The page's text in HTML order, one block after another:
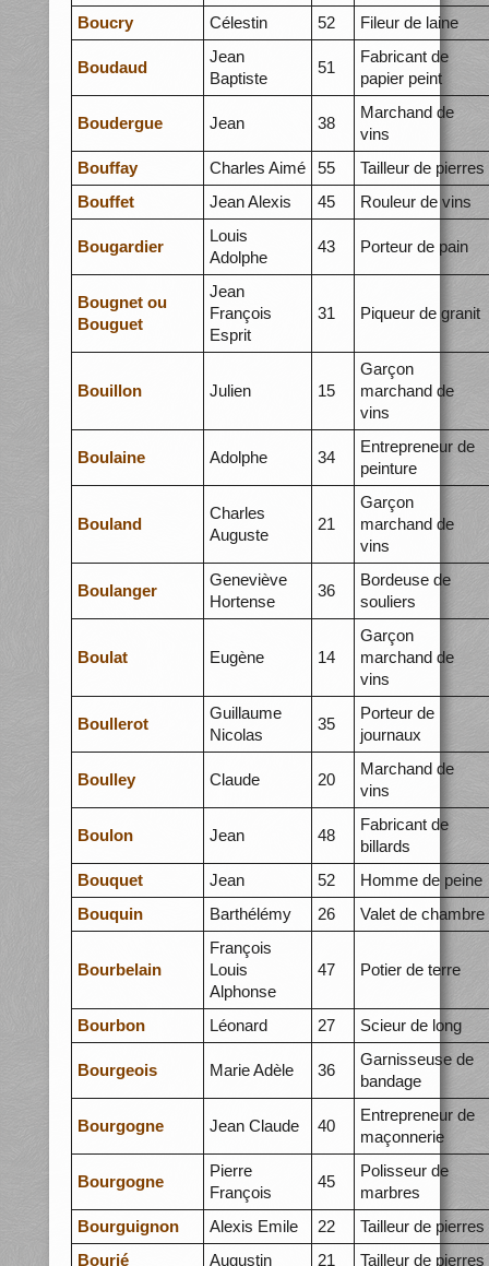
Boucry
Célestin 52 Fileur de laine
Boudaud
Jean
Baptiste
51
Fabricant de
papier peint
Boudergue Jean 38
Marchand de
vins
Bouffay
Charles Aimé 55
Tailleur de pierres
Bouffet
Jean Alexis 45 Rouleur de vins
Bougardier
Louis
Adolphe
43 Porteur de pain
Bougnet ou
Bouguet
Jean
François
Esprit
31 Piqueur de granit
Bouillon Julien 15
Garçon
marchand de
vins
Boulaine Adolphe 34
Entrepreneur de
peinture
Bouland
Charles
Auguste
21
Garçon
marchand de
vins
Boulanger
Geneviève
Hortense
36
Bordeuse de
souliers
Boulat Eugène 14
Garçon
marchand de
vins
Boullerot
Guillaume
Nicolas
35
Porteur de
journaux
Boulley Claude 20
Marchand de
vins
Boulon Jean 48
Fabricant de
billards
Bouquet
Jean 52
Homme de peine
Bouquin
Barthélémy 26 Valet de chambre
Bourbelain
François
Louis
Alphonse
47 Potier de terre
Bourbon Léonard 27 Scieur de long
Bourgeois Marie Adèle 36
Garnisseuse de
bandage
Bourgogne Jean Claude 40
Entrepreneur de
maçonnerie
Bourgogne
Pierre
François
45
Polisseur de
marbres
Bourguignon
Alexis Emile 22
Tailleur de pierres
Bourié
Augustin 21 Tailleur de pierres